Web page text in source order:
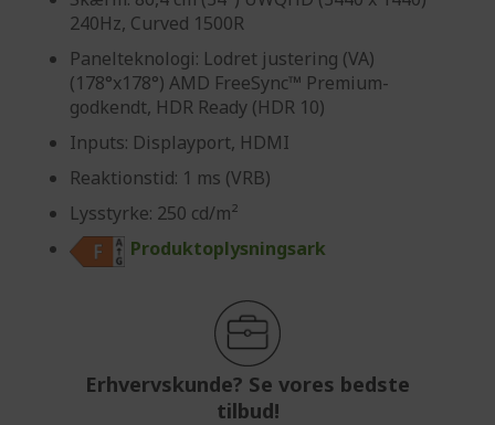
240Hz, Curved 1500R
Panelteknologi: Lodret justering (VA)
(178°x178°) AMD FreeSync™ Premium-
godkendt, HDR Ready (HDR 10)
Inputs: Displayport, HDMI
Reaktionstid: 1 ms (VRB)
Lysstyrke: 250 cd/m²
Produktoplysningsark
Erhvervskunde? Se vores bedste
tilbud!